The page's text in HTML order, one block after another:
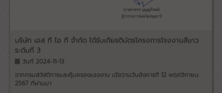
บริษัท เอส ที ไอ ที จำกัด ได้รับเกียรติบัตรโครงการโรงงานสีขาว
ระดับที่ 3
วันที่ 2024-11-13
จากกรมสวัสดิการและคุ้มครองแรงงาน เมื่อวานวันอังคารที่ 12 พฤศจิกายน
2567 ที่ผ่านมา